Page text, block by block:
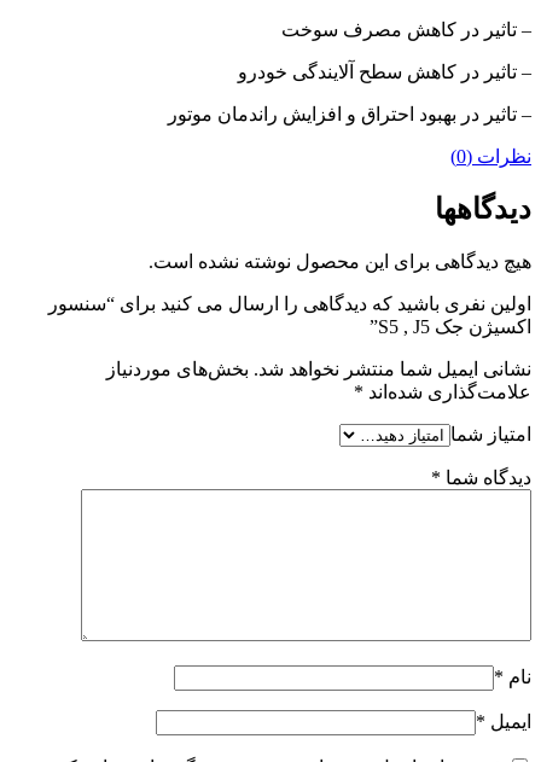
– تاثیر در کاهش مصرف سوخت
– تاثیر در کاهش سطح آلایندگی خودرو
– تاثیر در بهبود احتراق و افزایش راندمان موتور
نظرات (0)
دیدگاهها
هیچ دیدگاهی برای این محصول نوشته نشده است.
اولین نفری باشید که دیدگاهی را ارسال می کنید برای “سنسور
اکسیژن جک S5 , J5”
نشانی ایمیل شما منتشر نخواهد شد. بخش‌های موردنیاز
علامت‌گذاری شده‌اند *
امتیاز شما
دیدگاه شما *
نام *
ایمیل *